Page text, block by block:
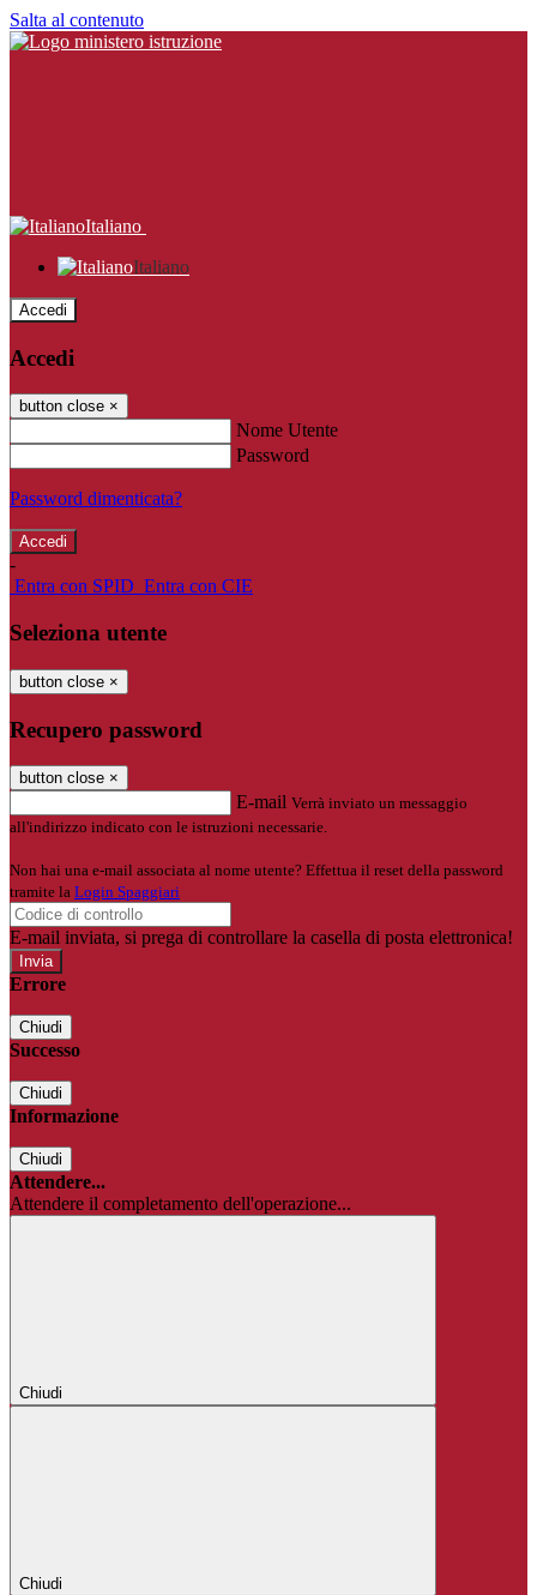
Salta al contenuto
Italiano
Italiano
Accedi
Accedi
button close ×
Nome Utente
Password
Password dimenticata?
-
Entra con SPID Entra con CIE
Seleziona utente
button close ×
Recupero password
button close ×
E-mail Verrà inviato un messaggio
all'indirizzo indicato con le istruzioni necessarie.
Non hai una e-mail associata al nome utente? Effettua il reset della password
tramite la Login Spaggiari
E-mail inviata, si prega di controllare la casella di posta elettronica!
Errore
Chiudi
Successo
Chiudi
Informazione
Chiudi
Attendere...
Attendere il completamento dell'operazione...
Chiudi
Chiudi